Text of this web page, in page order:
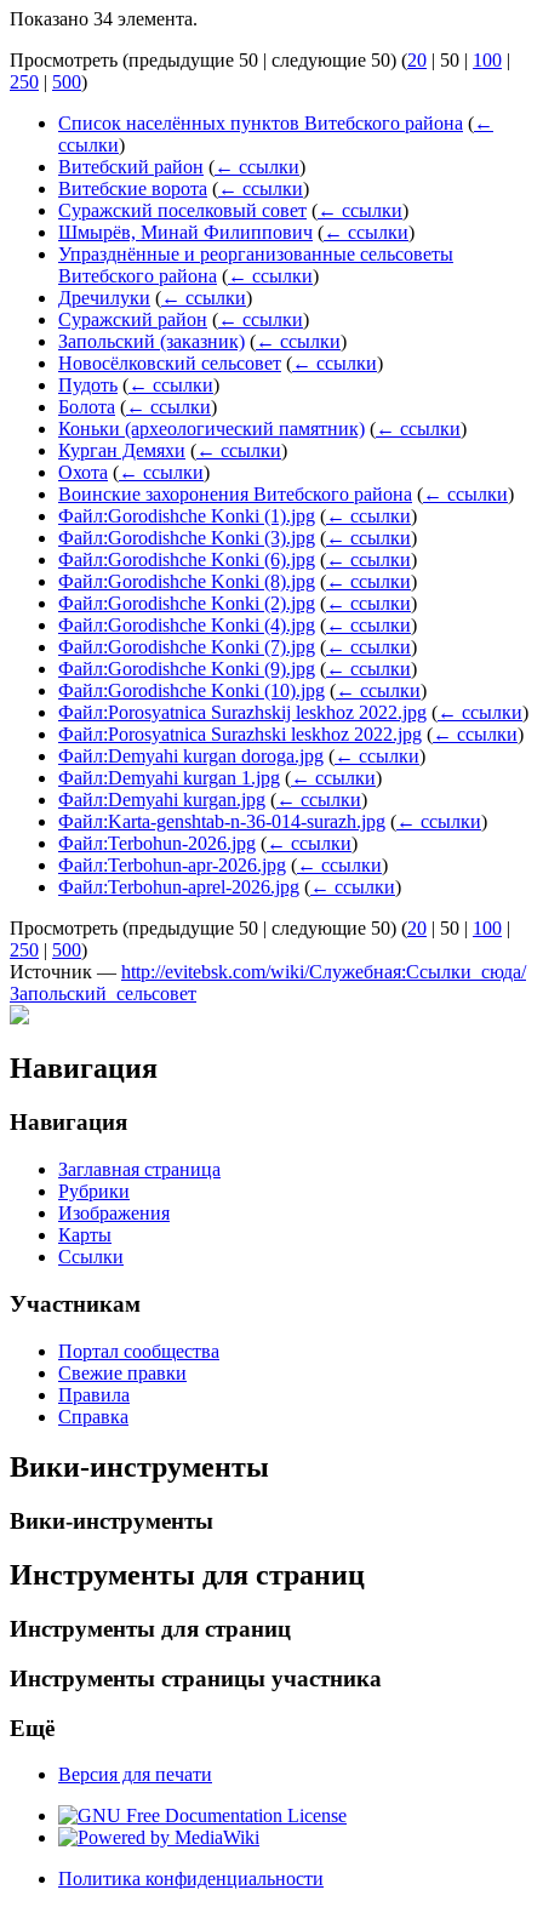
Показано 34 элемента.
Просмотреть (предыдущие 50 | следующие 50) (20 | 50 | 100 |
250 | 500)
Список населённых пунктов Витебского района (←
ссылки)
Витебский район (← ссылки)
Витебские ворота (← ссылки)
Суражский поселковый совет (← ссылки)
Шмырёв, Минай Филиппович (← ссылки)
Упразднённые и реорганизованные сельсоветы
Витебского района (← ссылки)
Дречилуки (← ссылки)
Суражский район (← ссылки)
Запольский (заказник) (← ссылки)
Новосёлковский сельсовет (← ссылки)
Пудоть (← ссылки)
Болота (← ссылки)
Коньки (археологический памятник) (← ссылки)
Курган Демяхи (← ссылки)
Охота (← ссылки)
Воинские захоронения Витебского района (← ссылки)
Файл:Gorodishche Konki (1).jpg (← ссылки)
Файл:Gorodishche Konki (3).jpg (← ссылки)
Файл:Gorodishche Konki (6).jpg (← ссылки)
Файл:Gorodishche Konki (8).jpg (← ссылки)
Файл:Gorodishche Konki (2).jpg (← ссылки)
Файл:Gorodishche Konki (4).jpg (← ссылки)
Файл:Gorodishche Konki (7).jpg (← ссылки)
Файл:Gorodishche Konki (9).jpg (← ссылки)
Файл:Gorodishche Konki (10).jpg (← ссылки)
Файл:Porosyatnica Surazhskij leskhoz 2022.jpg (← ссылки)
Файл:Porosyatnica Surazhski leskhoz 2022.jpg (← ссылки)
Файл:Demyahi kurgan doroga.jpg (← ссылки)
Файл:Demyahi kurgan 1.jpg (← ссылки)
Файл:Demyahi kurgan.jpg (← ссылки)
Файл:Karta-genshtab-n-36-014-surazh.jpg (← ссылки)
Файл:Terbohun-2026.jpg (← ссылки)
Файл:Terbohun-apr-2026.jpg (← ссылки)
Файл:Terbohun-aprel-2026.jpg (← ссылки)
Просмотреть (предыдущие 50 | следующие 50) (20 | 50 | 100 |
250 | 500)
Источник — http://evitebsk.com/wiki/Служебная:Ссылки_сюда/
Запольский_сельсовет
Навигация
Навигация
Заглавная страница
Рубрики
Изображения
Карты
Ссылки
Участникам
Портал сообщества
Свежие правки
Правила
Справка
Вики-инструменты
Вики-инструменты
Инструменты для страниц
Инструменты для страниц
Инструменты страницы участника
Ещё
Версия для печати
Политика конфиденциальности